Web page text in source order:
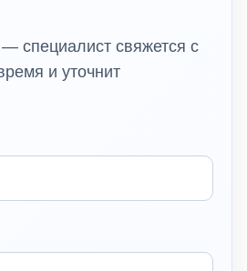
— специалист свяжется с
и уточнит